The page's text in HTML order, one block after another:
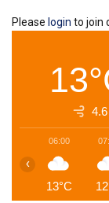
Please login to join
06:00
13°C
‹